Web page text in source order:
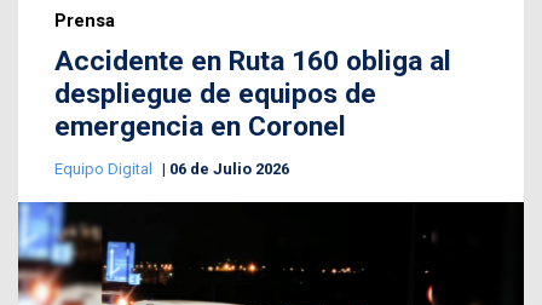
Prensa
Accidente en Ruta 160 obliga al
despliegue de equipos de
emergencia en Coronel
Equipo Digital 06 de Julio 2026